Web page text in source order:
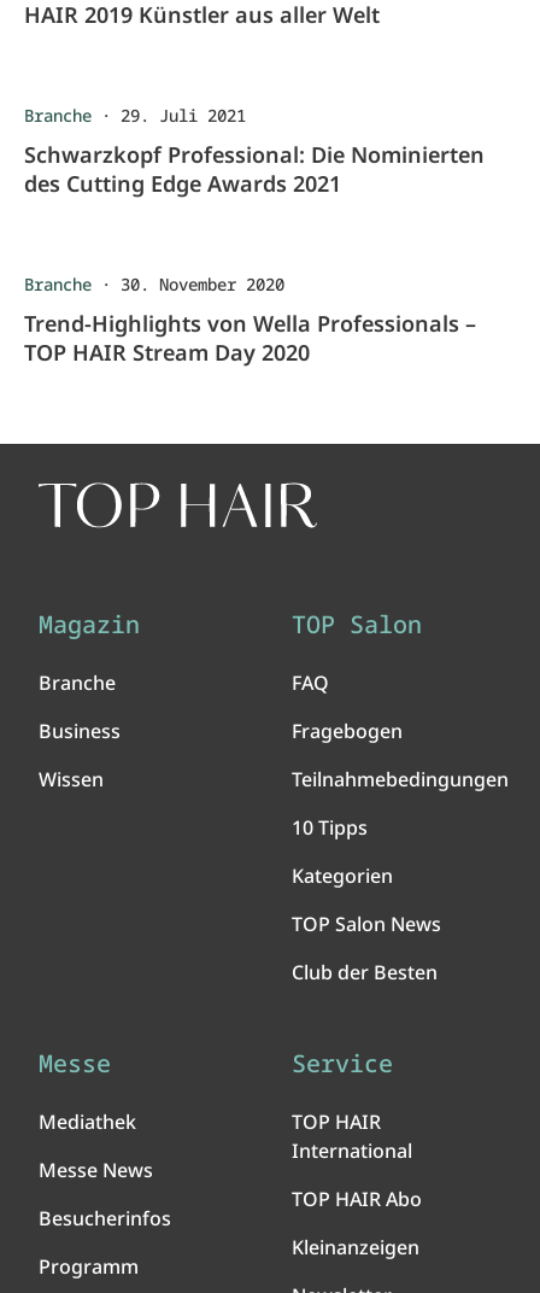
HAIR 2019 Künstler aus aller Welt
Branche · 29. Juli 2021
Schwarzkopf Professional: Die Nominierten
des Cutting Edge Awards 2021
Branche · 30. November 2020
Trend-Highlights von Wella Professionals –
TOP HAIR Stream Day 2020
Magazin
Branche
Business
Wissen
TOP Salon
FAQ
Fragebogen
Teilnahmebedingungen
10 Tipps
Kategorien
TOP Salon News
Club der Besten
Messe
Mediathek
Messe News
Besucherinfos
Programm
Service
TOP HAIR
International
TOP HAIR Abo
Kleinanzeigen